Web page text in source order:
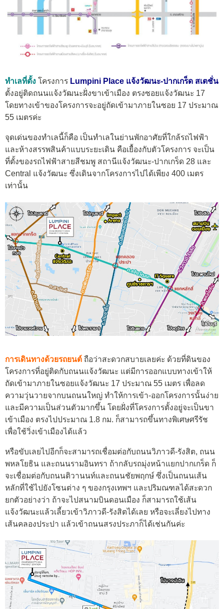
ทำเลที่ตั้ง โครงการ Lumpini Place แจ้งวัฒนะ-ปากเกร็ด สเตชั่น
ตั้งอยู่ติดถนนแจ้งวัฒนะฝั่งขาเข้าเมือง ตรงซอยแจ้งวัฒนะ 17
โดยทางเข้าของโครงการจะอยู่ถัดเข้ามาภายในซอย 17 ประมาณ
55 เมตรค่ะ
จุดเด่นของทำเลนี้ก็คือ เป็นทำเลในย่านพักอาศัยที่ใกล้รถไฟฟ้า
และห้างสรรพสินค้าแบบระยะเดิน คือเยื้องกับตัวโครงการ จะเป็น
ที่ตั้งของรถไฟฟ้าสายสีชมพู สถานีแจ้งวัฒนะ-ปากเกร็ด 28 และ
Central แจ้งวัฒนะ ซึ่งเดินจากโครงการไปได้เพียง 400 เมตร
เท่านั้น
การเดินทางด้วยรถยนต์ ถือว่าสะดวกสบายเลยค่ะ ด้วยที่ดินของ
โครงการที่อยู่ติดกับถนนแจ้งวัฒนะ แต่มีการออกแบบทางเข้าให้
ถัดเข้ามาภายในซอยแจ้งวัฒนะ 17 ประมาณ 55 เมตร เพื่อลด
ความวุ่นวายจากบนถนนใหญ่ ทำให้การเข้า-ออกโครงการนั้นง่าย
และมีความเป็นส่วนตัวมากขึ้น โดยฝั่งที่โครงการตั้งอยู่จะเป็นขา
เข้าเมือง ตรงไปประมาณ 1.8 กม. ก็สามารถขึ้นทางพิเศษศรีรัช
เพื่อใช้วิ่งเข้าเมืองได้แล้ว
หรือขับเลยไปอีกก็จะสามารถเชื่อมต่อกับถนนวิภาวดี-รังสิต, ถนน
พหลโยธิน และถนนรามอินทรา ถ้ากลับรถมุ่งหน้าแยกปากเกร็ด ก็
จะเชื่อมต่อกับถนนติวานนท์และถนนชัยพฤกษ์ ซึ่งเป็นถนนเส้น
หลักที่ใช้ไปยังโซนต่าง ๆ ของกรุงเทพฯ และปริมณฑลได้สะดวก
ยกตัวอย่างว่า ถ้าจะไปสนามบินดอนเมือง ก็สามารถใช้เส้น
แจ้งวัฒนะแล้วเลี้ยวเข้าวิภาวดี-รังสิตได้เลย หรือจะเลี่ยงไปทาง
เส้นคลองประปา แล้วเข้าถนนสรงประภาก็ได้เช่นกันค่ะ